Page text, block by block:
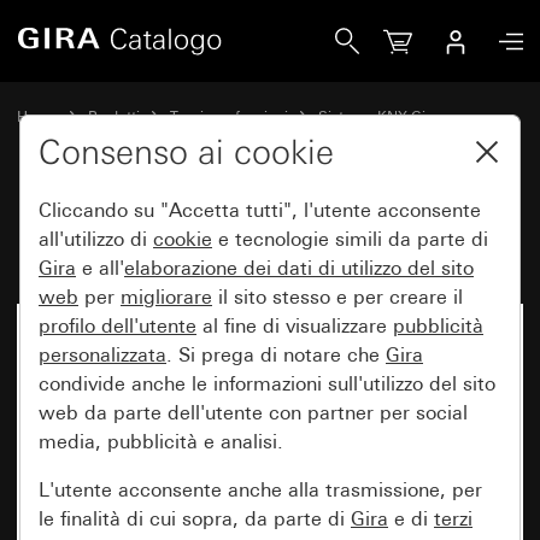
Home Prodotti Tecnica e funzioni
Sistema KNX Gira
Apparecchi di sistema Gira, attuatori,sensori, accessori per KNX
Interfaccia dati USB per KNX
Consenso ai cookie
Cliccando su "Accetta tutti", l'utente acconsente
all'utilizzo di cookie e tecnologie simili da parte di
Gira e all'elaborazione dei dati di utilizzo del sito
web per migliorare il sito stesso e per creare il
profilo dell'utente al fine di visualizzare pubblicità
personalizzata. Si prega di notare che Gira
condivide anche le informazioni sull'utilizzo del sito
web da parte dell'utente con partner per social
media, pubblicità e analisi.
L'utente acconsente anche alla trasmissione, per
le finalità di cui sopra, da parte di Gira e di terzi